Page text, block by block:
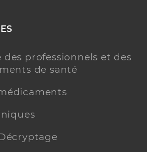
des professionnels et des
de santé